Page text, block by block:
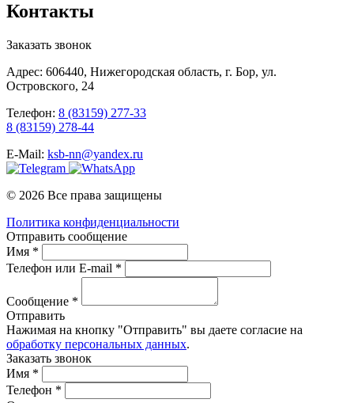
Контакты
Заказать звонок
Адрес: 606440, Нижегородская область, г. Бор, ул.
Островского, 24
Телефон: 8 (83159) 277-33
8 (83159) 278-44
E-Mail: ksb-nn@yandex.ru
© 2026 Все права защищены
Политика конфиденциальности
Отправить сообщение
Имя *
Телефон или E-mail *
Сообщение *
Отправить
Нажимая на кнопку "Отправить" вы даете согласие на
обработку персональных данных.
Заказать звонок
Имя *
Телефон *